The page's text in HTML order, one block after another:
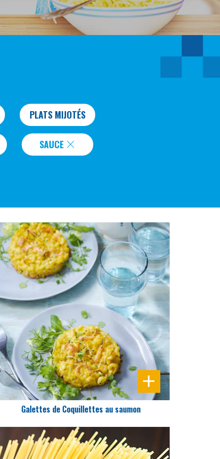
PLATS MIJOTÉS
SAUCE
DIFFICULTÉ
PRÉPARATION
25 Min
Galettes de Coquillettes au saumon